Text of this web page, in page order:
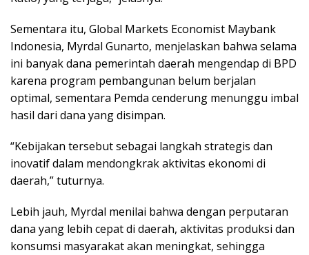
Sementara itu, Global Markets Economist Maybank
Indonesia, Myrdal Gunarto, menjelaskan bahwa selama
ini banyak dana pemerintah daerah mengendap di BPD
karena program pembangunan belum berjalan
optimal, sementara Pemda cenderung menunggu imbal
hasil dari dana yang disimpan.
“Kebijakan tersebut sebagai langkah strategis dan
inovatif dalam mendongkrak aktivitas ekonomi di
daerah,” tuturnya.
Lebih jauh, Myrdal menilai bahwa dengan perputaran
dana yang lebih cepat di daerah, aktivitas produksi dan
konsumsi masyarakat akan meningkat, sehingga